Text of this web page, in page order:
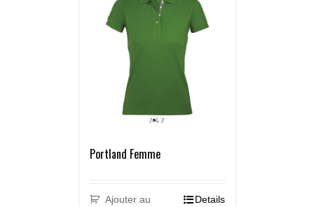
Portland Femme
Ajouter au Details